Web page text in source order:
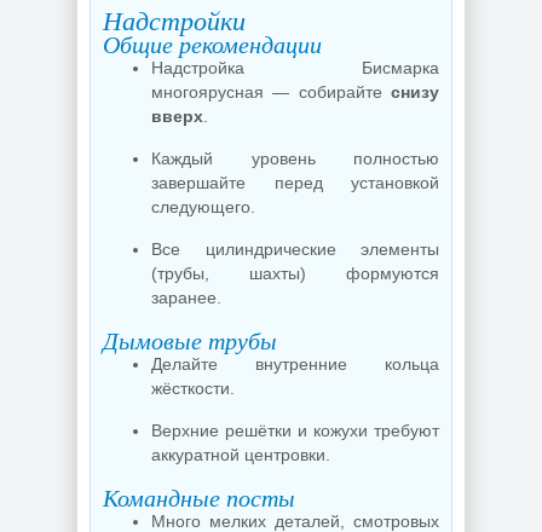
Надстройки
Общие рекомендации
Надстройка Бисмарка
многоярусная — собирайте снизу
вверх
Каждый уровень полностью
завершайте перед установкой
следующего.
Все цилиндрические элементы
(трубы, шахты) формуются
заранее.
Дымовые трубы
Делайте внутренние кольца
жёсткости.
Верхние решётки и кожухи требуют
аккуратной центровки.
Командные посты
Много мелких деталей, смотровых